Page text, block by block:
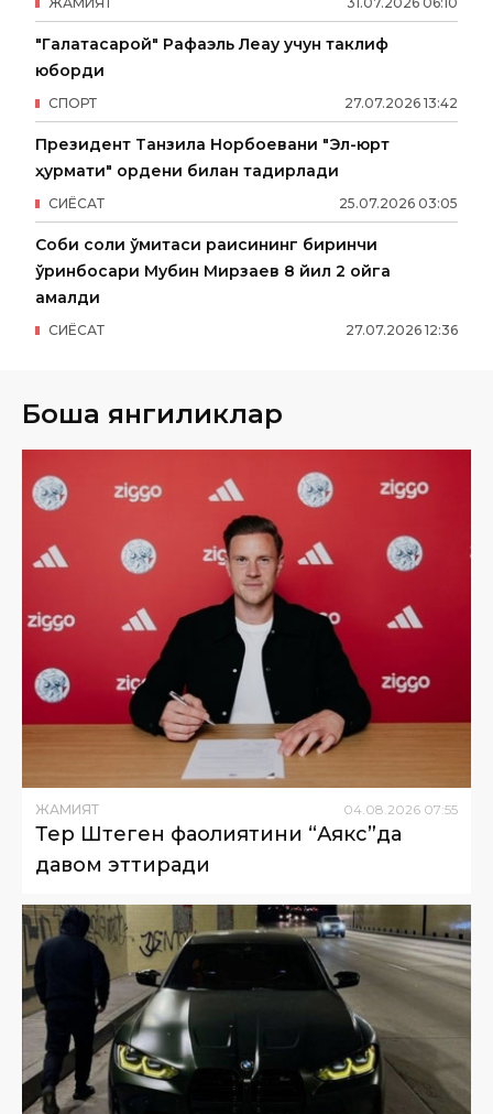
"Галатасарой" Рафаэль Леау учун таклиф
юборди
27.07.2026 13:42
СПОРТ
Президент Танзила Норбоевани "Эл-юрт
ҳурмати" ордени билан тақдирлади
25.07.2026 03:05
СИËСАТ
Собиқ солиқ қўмитаси раисининг биринчи
ўринбосари Мубин Мирзаев 8 йил 2 ойга
қамалди
27.07.2026 12:36
СИËСАТ
Бошқа янгиликлар
ЖАМИЯТ 04 08 2026 07:55
Тер Штеген фаолиятини “Аякс”да
давом эттиради